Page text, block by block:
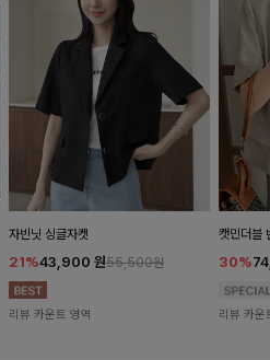
자빈닛 싱글자켓
21%43,900 원55,500원
리뷰 카운트 영역
캣민더블
30%
리뷰 카운